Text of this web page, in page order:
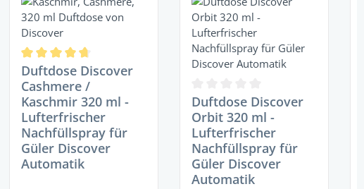
0 von 5 Sternen
Durchschnittliche Bewertung von 4.83 von 5 Sternen
Duftdose Discover
Cashmere /
Kaschmir 320 ml -
Lufterfrischer
Nachfüllspray für
Güler Discover
Automatik
Durchschnittliche Bewertung von
Duftdose Discover
Orbit 320 ml -
Lufterfrischer
Nachfüllspray für
Güler Discover
Automatik